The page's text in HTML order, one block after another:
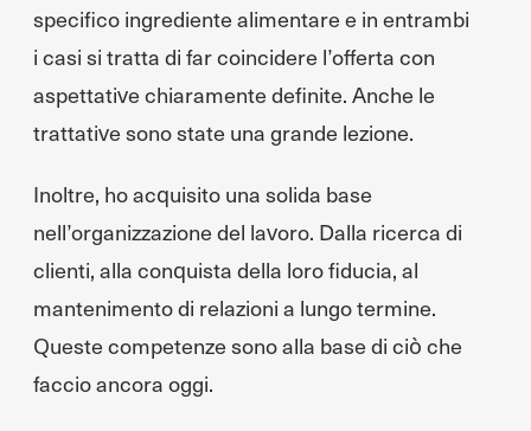
specifico ingrediente alimentare e in entrambi
i casi si tratta di far coincidere l’offerta con
aspettative chiaramente definite. Anche le
trattative sono state una grande lezione.
Inoltre, ho acquisito una solida base
nell’organizzazione del lavoro. Dalla ricerca di
clienti, alla conquista della loro fiducia, al
mantenimento di relazioni a lungo termine.
Queste competenze sono alla base di ciò che
faccio ancora oggi.